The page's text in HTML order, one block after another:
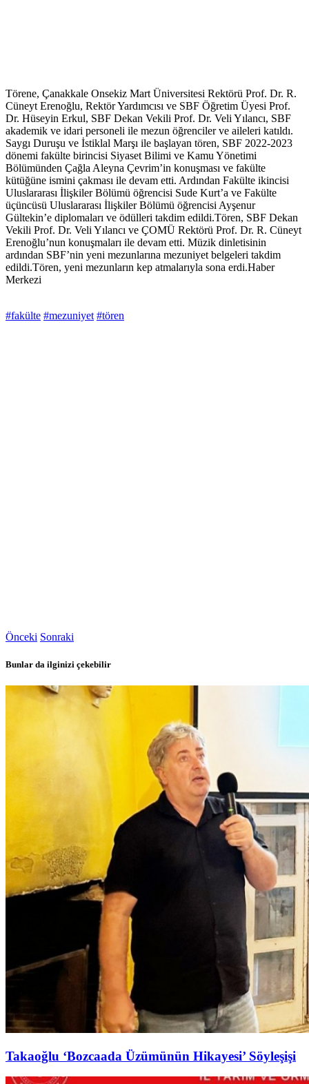
Törene, Çanakkale Onsekiz Mart Üniversitesi Rektörü Prof. Dr. R.
Cüneyt Erenoğlu, Rektör Yardımcısı ve SBF Öğretim Üyesi Prof.
Dr. Hüseyin Erkul, SBF Dekan Vekili Prof. Dr. Veli Yılancı, SBF
akademik ve idari personeli ile mezun öğrenciler ve aileleri katıldı.
Saygı Duruşu ve İstiklal Marşı ile başlayan tören, SBF 2022-2023
dönemi fakülte birincisi Siyaset Bilimi ve Kamu Yönetimi
Bölümünden Çağla Aleyna Çevrim’in konuşması ve fakülte
kütüğüne ismini çakması ile devam etti. Ardından Fakülte ikincisi
Uluslararası İlişkiler Bölümü öğrencisi Sude Kurt’a ve Fakülte
üçüncüsü Uluslararası İlişkiler Bölümü öğrencisi Ayşenur
Gültekin’e diplomaları ve ödülleri takdim edildi.Tören, SBF Dekan
Vekili Prof. Dr. Veli Yılancı ve ÇOMÜ Rektörü Prof. Dr. R. Cüneyt
Erenoğlu’nun konuşmaları ile devam etti. Müzik dinletisinin
ardından SBF’nin yeni mezunlarına mezuniyet belgeleri takdim
edildi.Tören, yeni mezunların kep atmalarıyla sona erdi.Haber
Merkezi
#fakülte #mezuniyet #tören
Önceki Sonraki
Bunlar da ilginizi çekebilir
Takaoğlu ‘Bozcaada Üzümünün Hikayesi’ Söyleşişi